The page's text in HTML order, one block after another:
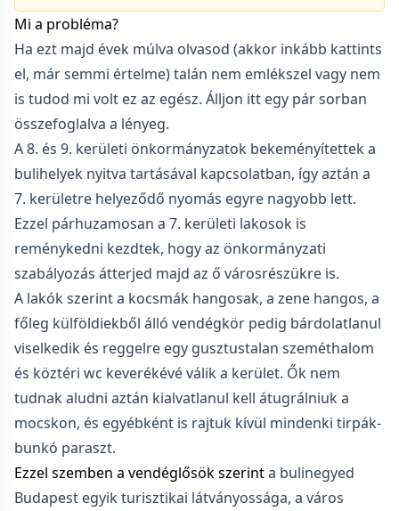
Mi a probléma?
Ha ezt majd évek múlva olvasod (akkor inkább kattints
el, már semmi értelme) talán nem emlékszel vagy nem
is tudod mi volt ez az egész. Álljon itt egy pár sorban
összefoglalva a lényeg.
A 8. és 9. kerületi önkormányzatok bekeményítettek a
bulihelyek nyitva tartásával kapcsolatban, így aztán a
7. kerületre helyeződő nyomás egyre nagyobb lett.
Ezzel párhuzamosan a 7. kerületi lakosok is
reménykedni kezdtek, hogy az önkormányzati
szabályozás átterjed majd az ő városrészükre is.
A lakók szerint a kocsmák hangosak, a zene hangos, a
főleg külföldiekből álló vendégkör pedig bárdolatlanul
viselkedik és reggelre egy gusztustalan szeméthalom
és köztéri wc keverékévé válik a kerület. Ők nem
tudnak aludni aztán kialvatlanul kell átugrálniuk a
mocskon, és egyébként is rajtuk kívül mindenki tirpák-
bunkó paraszt.
Ezzel szemben a vendéglősök szerinta bulinegyed
Budapest egyik turisztikai látványossága, a város